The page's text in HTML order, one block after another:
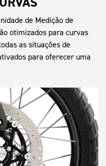
de Medição de
otimizados para curvas
as situações de
para oferecer uma